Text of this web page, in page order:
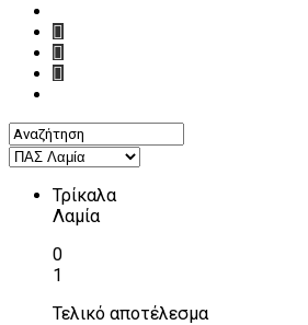
Τρίκαλα
Λαμία
0
1
Τελικό αποτέλεσμα